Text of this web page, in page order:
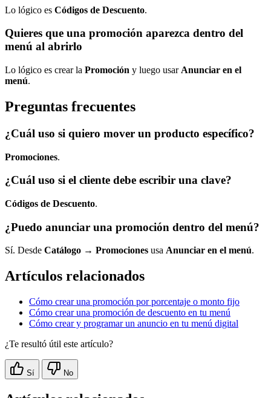
Lo lógico es Códigos de Descuento.
Quieres que una promoción aparezca dentro del
menú al abrirlo
Lo lógico es crear la Promoción y luego usar Anunciar en el
menú.
Preguntas frecuentes
¿Cuál uso si quiero mover un producto específico?
Promociones.
¿Cuál uso si el cliente debe escribir una clave?
Códigos de Descuento.
¿Puedo anunciar una promoción dentro del menú?
Sí. Desde Catálogo → Promociones usa Anunciar en el menú.
Artículos relacionados
Cómo crear una promoción por porcentaje o monto fijo
Cómo crear una promoción de descuento en tu menú
Cómo crear y programar un anuncio en tu menú digital
¿Te resultó útil este artículo?
Sí No